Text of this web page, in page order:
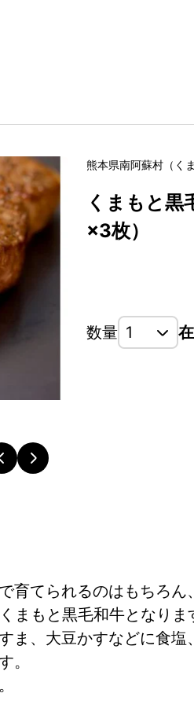
熊本県南阿蘇村 （ く
くまもと
×3枚）
数量
てられるのはもちろん
まもと黒毛和牛となりま
ま、大豆かすなどに食
。